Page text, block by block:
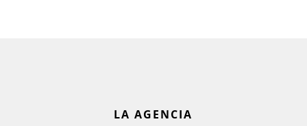
LA AGENCIA